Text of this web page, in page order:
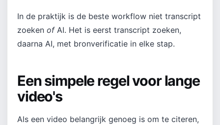
In de praktijk is de beste workflow niet transcript
zoeken ofAI. Het is eerst transcript zoeken,
daarna AI, met bronverificatie in elke stap.
Een simpele regel voor lange
video's
Als een video belangrijk genoeg is om te citeren,